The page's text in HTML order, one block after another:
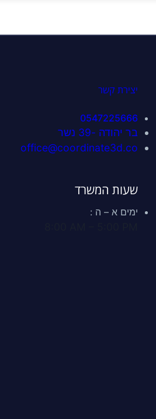
יצירת קשר
0547225666
בר יהודה -39 נשר
office@coordinate3d.co
שעות המשרד
ימים א – ה :